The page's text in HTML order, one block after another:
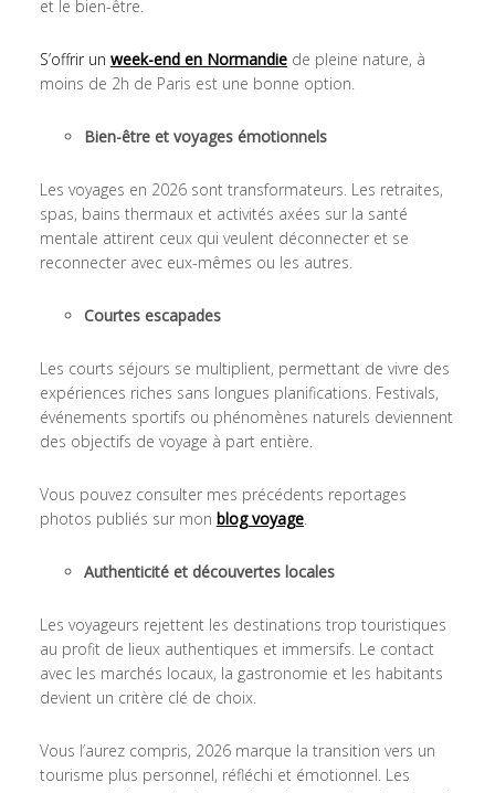
et le bien-être.
S’offrir un week-end en Normandiede pleine nature, à
moins de 2h de Paris est une bonne option.
Bien-être et voyages émotionnels
Les voyages en 2026 sont transformateurs. Les retraites,
spas, bains thermaux et activités axées sur la santé
mentale attirent ceux qui veulent déconnecter et se
reconnecter avec eux-mêmes ou les autres.
Courtes escapades
Les courts séjours se multiplient, permettant de vivre des
expériences riches sans longues planifications. Festivals,
événements sportifs ou phénomènes naturels deviennent
des objectifs de voyage à part entière.
Vous pouvez consulter mes précédents reportages
photos publiés sur mon blog voyage.
Authenticité et découvertes locales
Les voyageurs rejettent les destinations trop touristiques
au profit de lieux authentiques et immersifs. Le contact
avec les marchés locaux, la gastronomie et les habitants
devient un critère clé de choix.
Vous l’aurez compris, 2026 marque la transition vers un
tourisme plus personnel, réfléchi et émotionnel. Les